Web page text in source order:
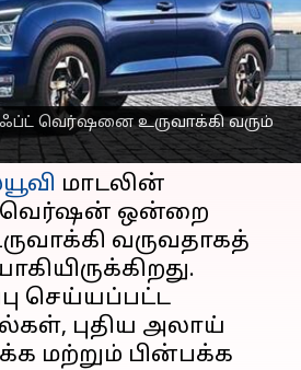
வெர்ஷனை உருவாக்கி வரும்
Sep 19, 2023 12:43 pm
வரும்
சீட்கள் கொண்ட
மாடலின்
வெர்ஷன் ஒன்றை
வருவதாகத்
செய்யப்பட்ட
புதிய அலாய்
மற்றும் பின்பக்க